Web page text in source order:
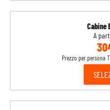
Cabine
A
Prezzo per persona